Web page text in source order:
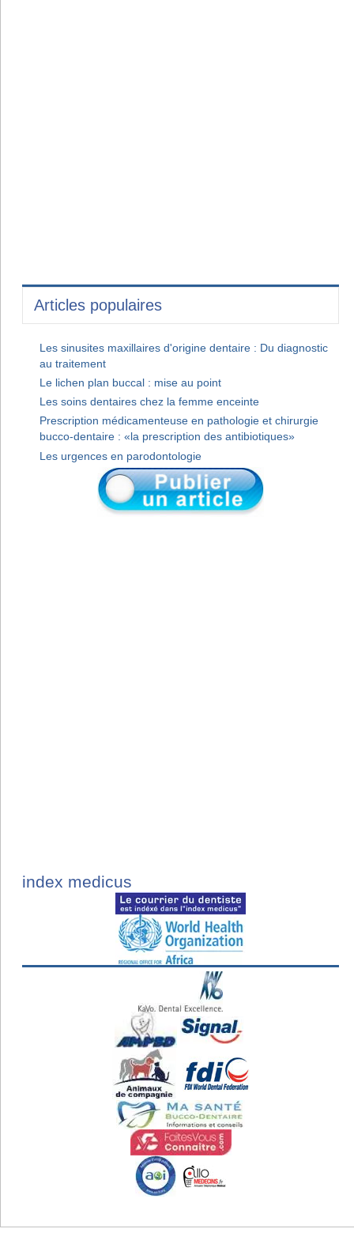
Articles populaires
Les sinusites maxillaires d'origine dentaire : Du diagnostic
au traitement
Le lichen plan buccal : mise au point
Les soins dentaires chez la femme enceinte
Prescription médicamenteuse en pathologie et chirurgie
bucco-dentaire : «la prescription des antibiotiques»
Les urgences en parodontologie
index medicus